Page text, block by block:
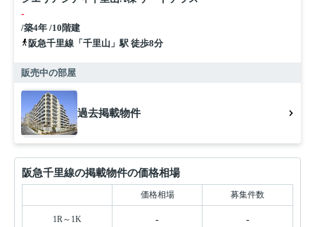
-
/築4年 /10階建
阪急千里線「千里山」駅 徒歩8分
販売中の部屋
過去掲載物件
阪急千里線の掲載物件の価格相場
価格相場 募集件数
1R～1K - -